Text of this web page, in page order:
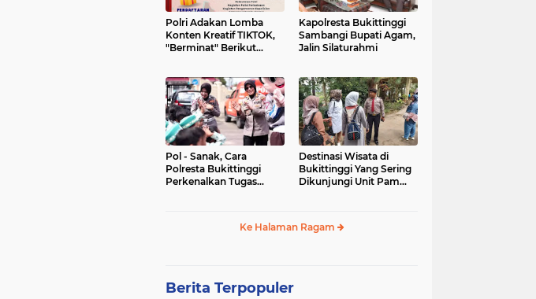
Polri Adakan Lomba
Konten Kreatif TIKTOK,
"Berminat" Berikut
Kapolresta Bukittinggi
Sambangi Bupati Agam,
Jalin Silaturahmi
Pol - Sanak, Cara
Polresta Bukittinggi
Perkenalkan Tugas
Destinasi Wisata di
Bukittinggi Yang Sering
Dikunjungi Unit Pam
Ke Halaman Ragam
Berita Terpopuler